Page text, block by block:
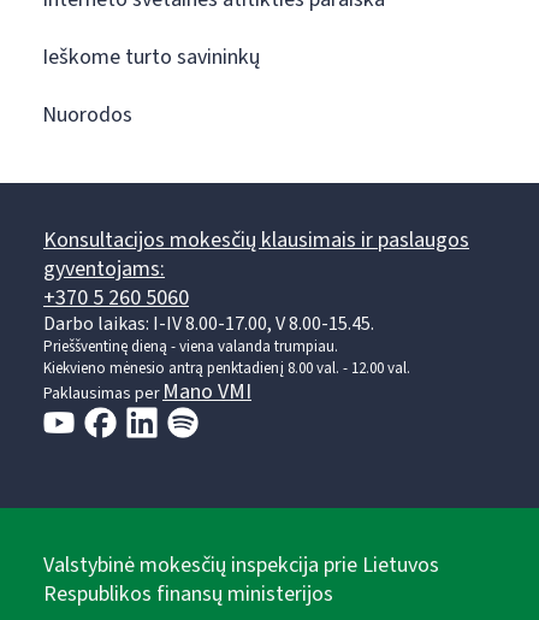
Ieškome turto savininkų
Nuorodos
Konsultacijos mokesčių klausimais ir paslaugos
gyventojams:
+370 5 260 5060
Darbo laikas: I-IV 8.00-17.00, V 8.00-15.45.
Prieššventinę dieną - viena valanda trumpiau.
Kiekvieno mėnesio antrą penktadienį 8.00 val. - 12.00 val.
Paklausimas perMano VMI
Valstybinė mokesčių inspekcija prie Lietuvos
Respublikos finansų ministerijos